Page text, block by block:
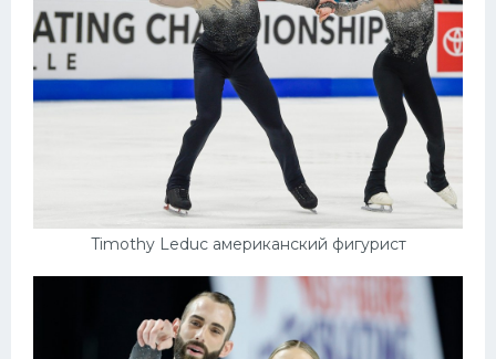
Timothy Leduc американский фигурист
Конькобежный спорт
Тренажеры